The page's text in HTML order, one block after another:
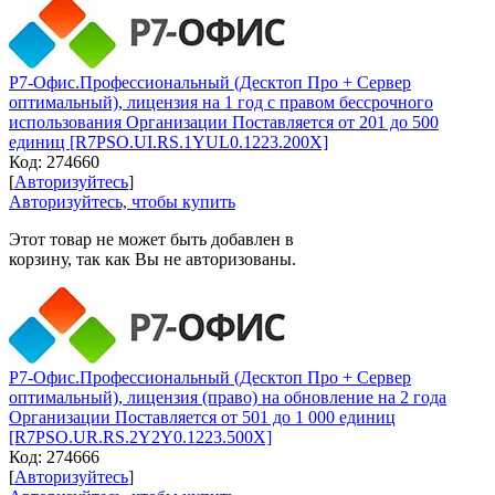
Р7-Офис.Профессиональный (Десктоп Про + Сервер
оптимальный), лицензия на 1 год с правом бессрочного
использования Организации Поставляется от 201 до 500
единиц [R7PSO.UI.RS.1YUL0.1223.200X]
Код: 274660
[Авторизуйтесь]
Авторизуйтесь, чтобы купить
Этот товар не может быть добавлен в
корзину, так как Вы не авторизованы.
Р7-Офис.Профессиональный (Десктоп Про + Сервер
оптимальный), лицензия (право) на обновление на 2 года
Организации Поставляется от 501 до 1 000 единиц
[R7PSO.UR.RS.2Y2Y0.1223.500X]
Код: 274666
[Авторизуйтесь]